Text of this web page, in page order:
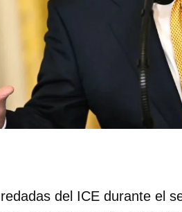
del ICE durante el